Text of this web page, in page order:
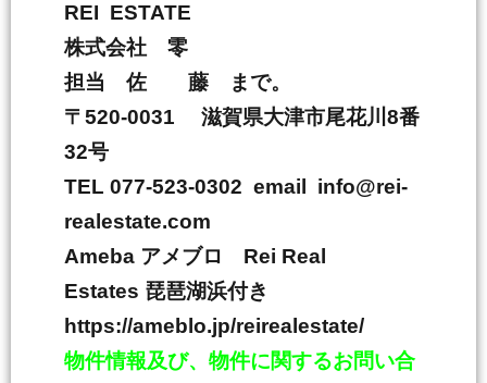
REI ESTATE
株式会社 零
担当 佐 藤 まで。
〒520-0031 滋賀県大津市尾花川 8番
32号
TEL 077-523-0302 email info@rei-
realestate.com
Ameba アメブロ Rei Real
Estates 琵琶湖浜付き
https://ameblo.jp/reirealestate/
物件情報及び、物件に関するお問い合